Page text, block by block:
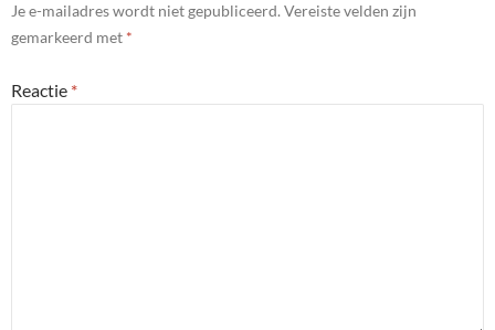
Je e-mailadres wordt niet gepubliceerd. Vereiste velden zijn
gemarkeerd met *
Reactie *